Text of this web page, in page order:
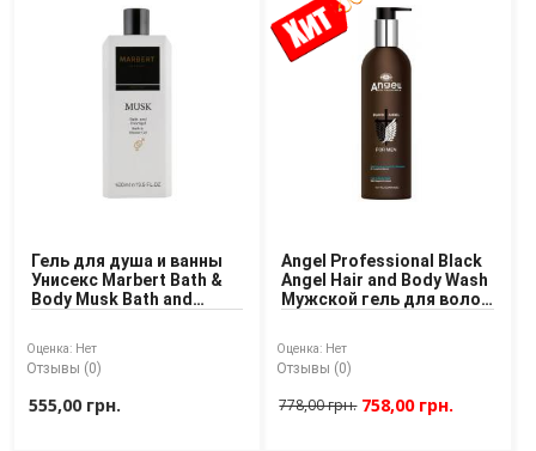
Гель для душа и ванны
Унисекс Marbert Bath &
Body Musk Bath and
Оценка: Нет
Отзывы (0)
555,00 грн.
Angel Professional Black
Angel Hair and Body Wash
Мужской гель для волос
Оценка: Нет
Отзывы (0)
778,00 грн. 758,00 грн.